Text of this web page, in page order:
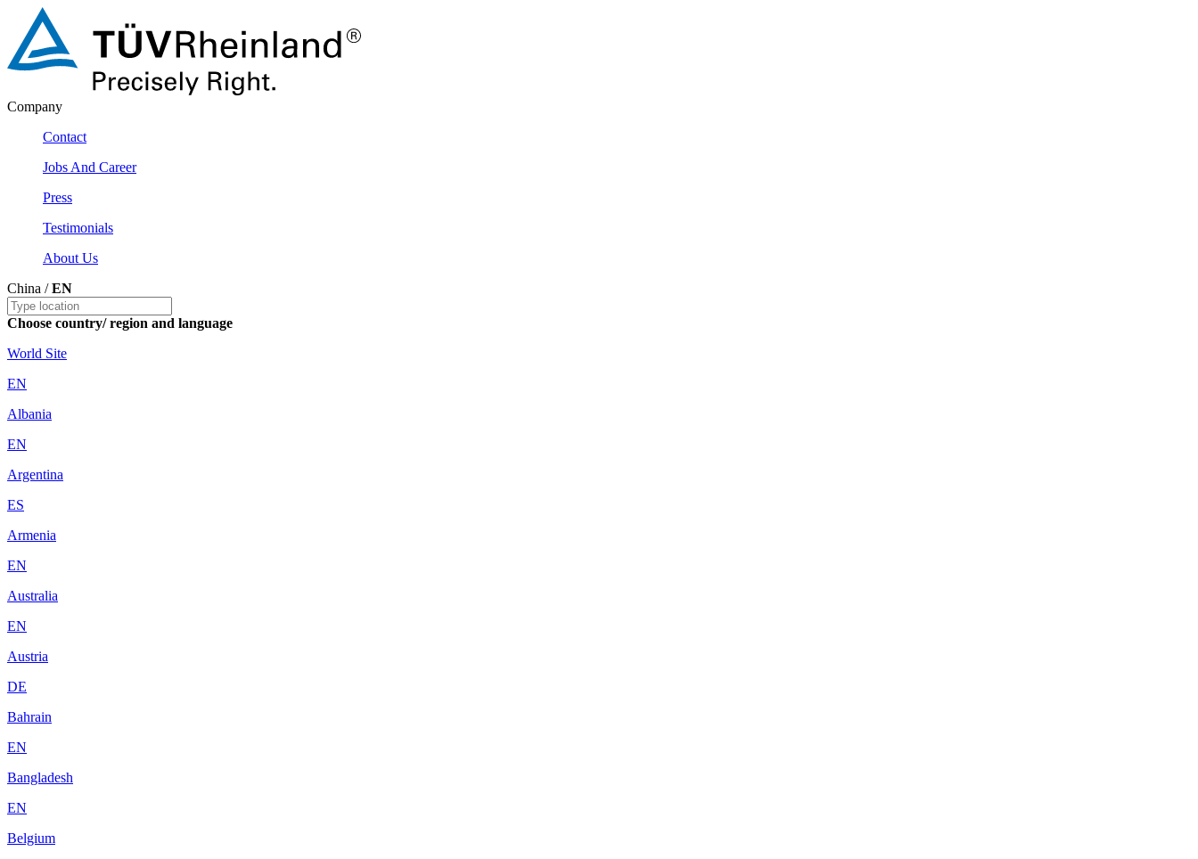
Company
Contact
Jobs And Career
Press
Testimonials
About Us
China /EN
Choose country/ region and language
World Site
EN
Albania
EN
Argentina
ES
Armenia
EN
Australia
EN
Austria
DE
Bahrain
EN
Bangladesh
EN
Belgium